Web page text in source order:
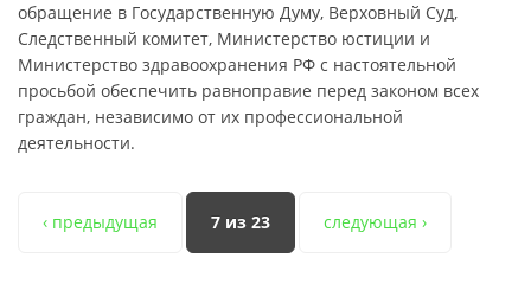
обращение в Государственную Думу, Верховный Суд,
Следственный комитет, Министерство юстиции и
Министерство здравоохранения РФ с настоятельной
просьбой обеспечить равноправие перед законом всех
граждан, независимо от их профессиональной
деятельности.
‹ предыдущая 7 из 23 следующая ›